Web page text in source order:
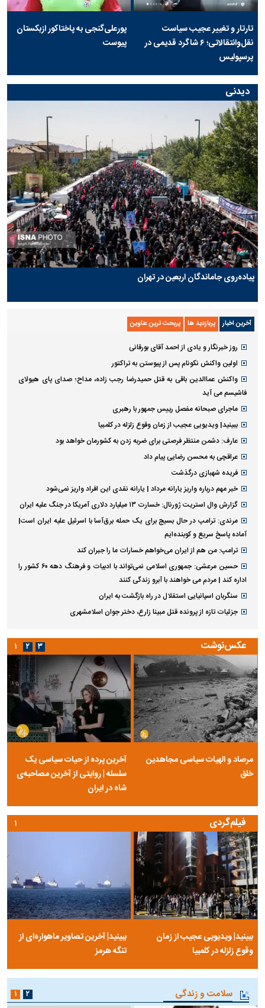
تارتار و تغییر عجیب سیاست
نقل‌وانتقالاتی؛ ۶ شاگرد قدیمی در
پرسپولیس
پورعلی‌گنجی به پاختاکور ازبکستان
پیوست
دیدنی
پیاده‌روی جاماندگان اربعین در تهران
آخرین اخبار پربازدید ها پربحث ترین عناوین
روز خبرنگار و یادی از احمد آقای بورقانی
اولین واکنش نکونام پس از پیوستن به تراکتور
واکنش عماالدین باقی به قتل حمیدرضا رجب زاده، مداح؛ صدای پای هیولای
فاشیسم می آید
ماجرای صبحانه مفصل رییس جمهور با رهبری
ببینید| ویدیویی عجیب از زمان وقوع زلزله در کلمبیا
عارف: دشمن منتظر فرصتی برای ضربه زدن به کشورمان خواهد بود
عراقچی به محسن رضایی پیام داد
فریده شهبازی درگذشت
خبر مهم درباره واریز یارانه مرداد | یارانه نقدی این افراد واریز نمی‌شود
گزارش وال استریت ژورنال: خسارت ۱۳ میلیارد دلاری آمریکا در جنگ علیه ایران
مرندی: ترامپ در حال بسیج برای یک حمله برق‌آسا با اسرئیل علیه ایران است|
آماده پاسخ سریع و کوبنده‌ایم
ترامپ: من هم از ایران می‌خواهم خسارات ما را جبران کند
حسین مرعشی: جمهوری اسلامی نمی‌تواند با ادبیات و فرهنگ دهه ۶۰ کشور را
اداره کند | مردم می خواهند با آبرو زندگی کنند
سنگربان اسپانیایی استقلال در راه بازگشت به ایران
جزئیات تازه از پرونده قتل مبینا زارع، دختر جوان اسلامشهری
عکس‌نوشت
مرصاد و الهیات سیاسی مجاهدین
خلق
آخرین پرده از حیات سیاسی یک
سلسله | روایتی از آخرین مصاحبه‌ی
شاه در ایران
۱ ۲ ۳
فیلم‌گردی
ببینید| ویدیویی عجیب از زمان
وقوع زلزله در کلمبیا
ببینید| آخرین تصاویر ماهواره‌ای از
تنگه‌ هرمز
۱
سلامت و زندگی ۱ ۲